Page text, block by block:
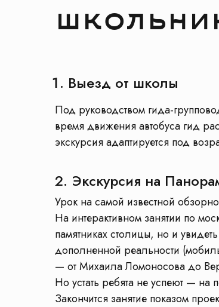
Выезд от школы
Под руководством гида-
время движения автобуса гид
экскурсия адаптируется под
2. Экскурсия на
Урок на самой известной
На интерактивном занятии по
памятниках столицы, но и
дополненной реальности
— от Михаила Ломоносова до
Но устать ребята не успеют —
Закончится занятие показом